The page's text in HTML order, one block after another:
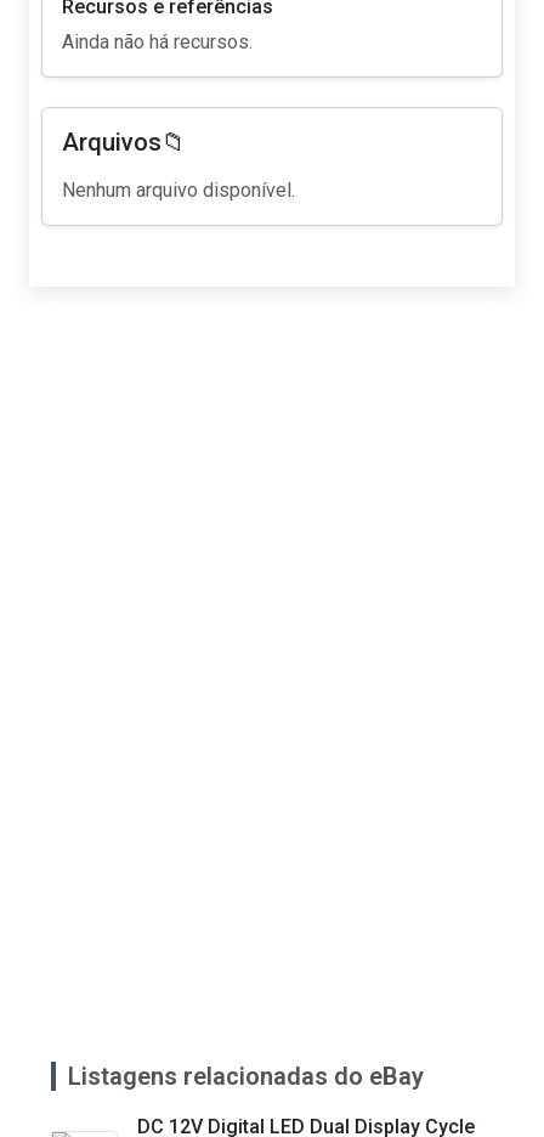
Recursos e referências
Ainda não há recursos.
Arquivos📁
Nenhum arquivo disponível.
Listagens relacionadas do eBay
DC 12V Digital LED Dual Display Cycle